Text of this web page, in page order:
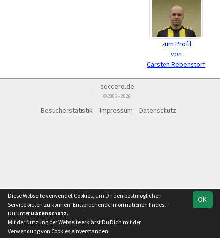
zum Profil
von
Carsten Rebenstorf
soccero.de
© 2006 - 2026
Besucherstatistik Impressum Datenschutz
OK
Diese Webseite verwendet Cookies, um Dir den bestmöglichen
Service bieten zu können. Entsprechende Informationen findest
Du unter Datenschutz.
Mit der Nutzung der Webseite erklärst Du Dich mit der
Verwendung von Cookies einverstanden.